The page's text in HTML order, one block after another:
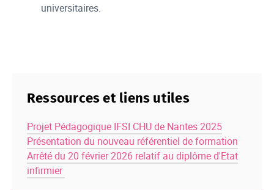
universitaires.
Ressources et liens utiles
Projet Pédagogique IFSI CHU de Nantes 2025
Présentation du nouveau référentiel de formation
Arrêté du 20 février 2026 relatif au diplôme d'Etat
infirmier